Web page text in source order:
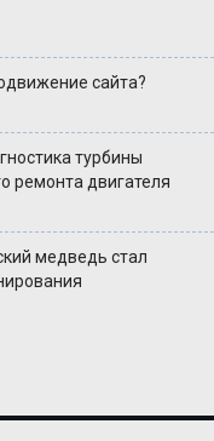
сайта?
турбины
ремонта двигателя
медведь стал